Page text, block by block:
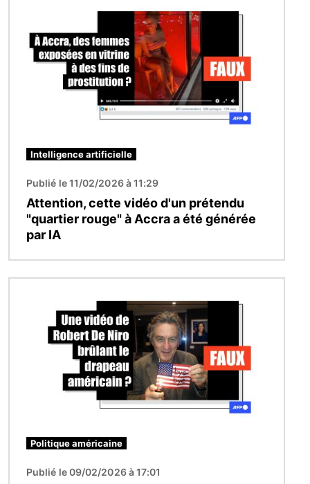
Intelligence artificielle
Publié le 11/02/2026 à 11:29
Attention, cette vidéo d'un prétendu
"quartier rouge" à Accra a été générée
par IA
Politique américaine
Publié le 09/02/2026 à 17:01